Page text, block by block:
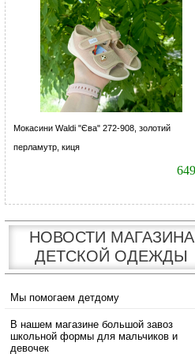
Мокасини Waldi "Єва" 272-908, золотий
перламутр, киця
НОВОСТИ МАГАЗИНА
ДЕТСКОЙ ОДЕЖДЫ
Мы помогаем детдому
В нашем магазине большой завоз
школьной формы для мальчиков и
девочек